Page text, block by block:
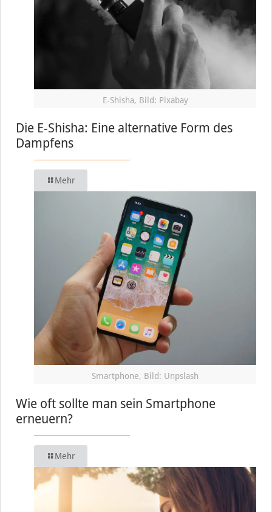
E-Shisha, Bild: Pixabay
Die E-Shisha: Eine alternative Form des
Dampfens
Mehr
Smartphone, Bild: Unpslash
Wie oft sollte man sein Smartphone
erneuern?
Mehr